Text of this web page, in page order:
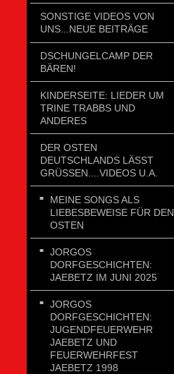
SONSTIGE VIDEOS VON
UNS...NEUE BEITRÄGE
DSCHUNGELCAMP DER
BÄREN!
KINDERSEITE: LIEDER UM
TRINE TRABBS UND
ANDERES
DER OSTEN
DEUTSCHLANDS LÄSST
GRÜSSEN....VIDEOS U.A.
MEINE SONGS ALS
LIEBESBEWEISE FÜR DEN
OSTEN
JORGOS
DORFGESCHICHTEN:
JAEBETZ IM JUNI 2025
JORGOS
DORFGESCHICHTEN:
JUGENDFEUERWEHR
JAEBETZ UND
FEUERWEHRFEST
JAEBETZ 1998